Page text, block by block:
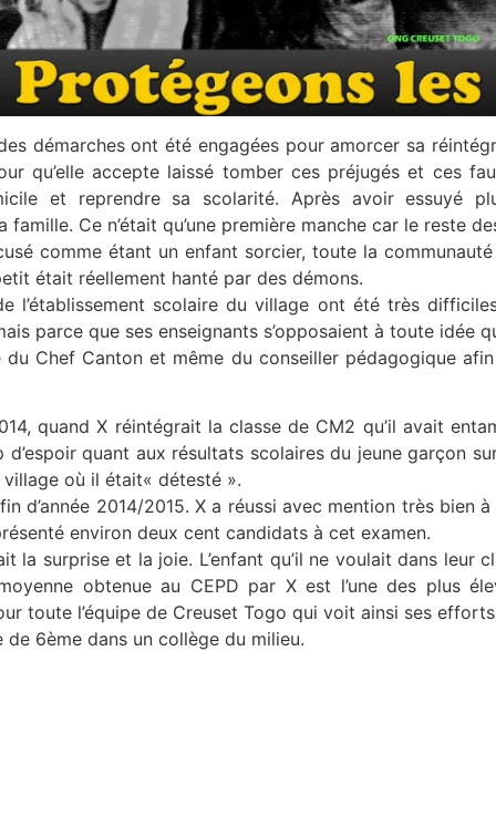
démarches ont été engagées pour amorcer sa
qu’elle accepte laissé tomber ces préjugés et ces
et reprendre sa scolarité. Après avoir essuyé
Ce n’était qu’une première manche car le reste
comme étant un enfant sorcier, toute la
était réellement hanté par des démons.
l’établissement scolaire du village ont été très
parce que ses enseignants s’opposaient à toute idée
du Chef Canton et même du conseiller pédagogique
quand X réintégrait la classe de CM2 qu’il avait
quant aux résultats scolaires du jeune garçon
où il était« détesté ».
d’année 2014/2015. X a réussi avec mention très bien
environ deux cent candidats à cet examen.
la surprise et la joie. L’enfant qu’il ne voulait dans leur
obtenue au CEPD par X est l’une des plus
toute l’équipe de Creuset Togo qui voit ainsi ses
de 6ème dans un collège du milieu.